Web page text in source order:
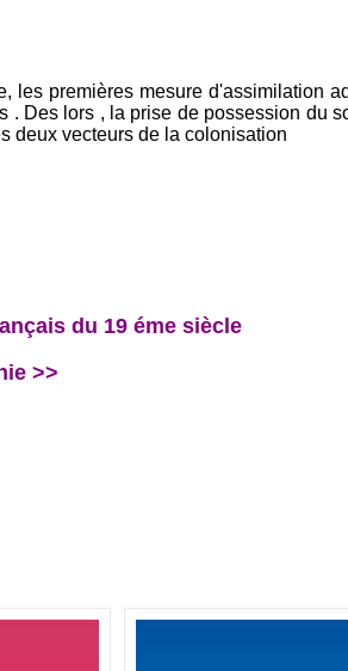
les premières mesure d'assimilation
. Des lors , la prise de possession du
deux vecteurs de la colonisation
du 19 éme siècle
>>